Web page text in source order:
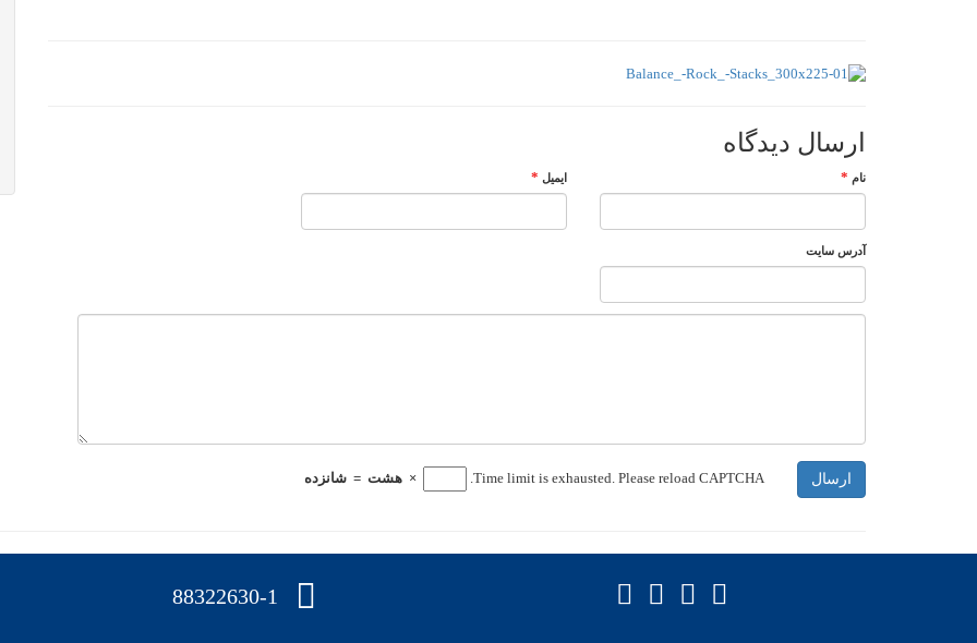
ارسال دیدگاه
نام * ایمیل *
آدرس سایت
Time limit is exhausted. Please reload CAPTCHA.
× هشت = شانزده
88322630-1